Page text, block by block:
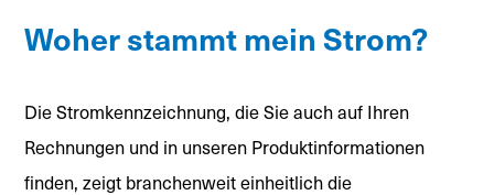
Woher stammt mein Strom?
Die Stromkennzeichnung, die Sie auch auf Ihren
Rechnungen und in unseren Produktinformationen
finden, zeigt branchenweit einheitlich die